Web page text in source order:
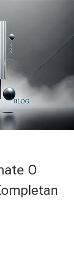
O